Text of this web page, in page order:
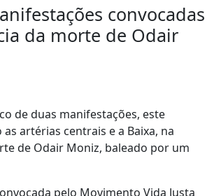
convocadas
da morte de Odair
de duas manifestações, este
artérias centrais e a Baixa, na
de Odair Moniz, baleado por um
pelo Movimento Vida Justa